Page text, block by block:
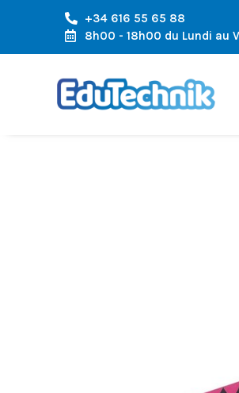
+34 616 55 65 88
8h00 - 18h00 du Lundi au
RÉGION DE L'EUROPE EXPÉDITION